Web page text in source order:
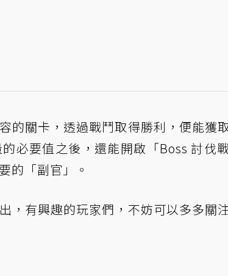
的關卡，透過戰鬥取得勝利，便能獲
必要值之後，還能開啟「Boss 討伐
的「副官」。
，有興趣的玩家們，不妨可以多多關